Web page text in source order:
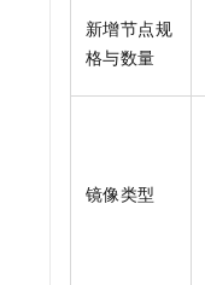
新增节点规
格与数量
镜像类型